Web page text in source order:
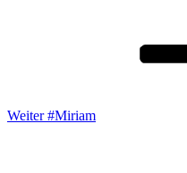
Weiter #Miriam